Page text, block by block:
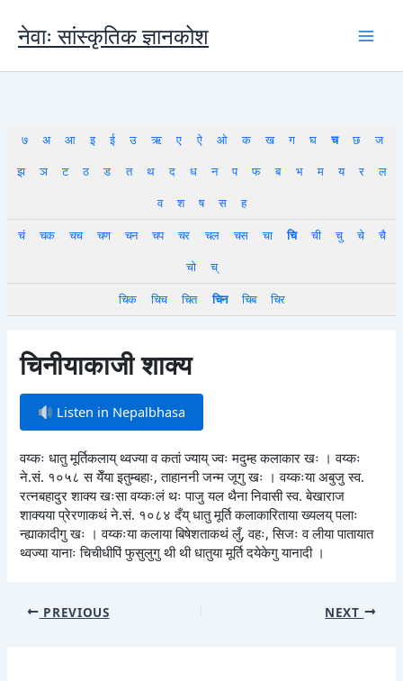
content
नेवाः सांस्कृतिक ज्ञानकोश
७ अ आ इ ई उ ऋ ए ऐ ओ क ख ग घ च छ
ज
झ
ञ ट ठ ड त थ द ध न प फ ब भ म य र
ल
व
श ष स
ह
चं
चक चच चण चन चप चर चल चस चा चि ची चु चे
चै
चो
च्
चिक
चिच चित चिन चिब चिर
चिनीयाकाजी शाक्य
Listen in Nepalbhasa
वय्कः धातु मूर्तिकलाय् थ्वज्या व कतां ज्याय् ज्वः मदुम्ह कलाकार खः । वय्कः
ने.सं. १०५८ स येँया इतुम्बहाः, ताहाननी जन्म जूगु खः । वय्कःया अबुजु स्व.
रत्नबहादुर शाक्य खःसा वय्कःलं थः पाजु यल थैना निवासी स्व. बेखाराज
शाक्यया प्रेरणाकथं ने.सं. १०८४ दँय् धातु मूर्ति कलाकारिताया ख्यलय् पलाः
न्ह्याकादीगु खः । वय्कःया कलाया बिषेशताकथं लुँ, वहः, सिजः व लीया पातायात
थ्वज्या यानाः चिचीधीपिं फुसुलुगु थी थी धातुया मूर्ति दयेकेगु यानादी ।
PREVIOUS NEXT